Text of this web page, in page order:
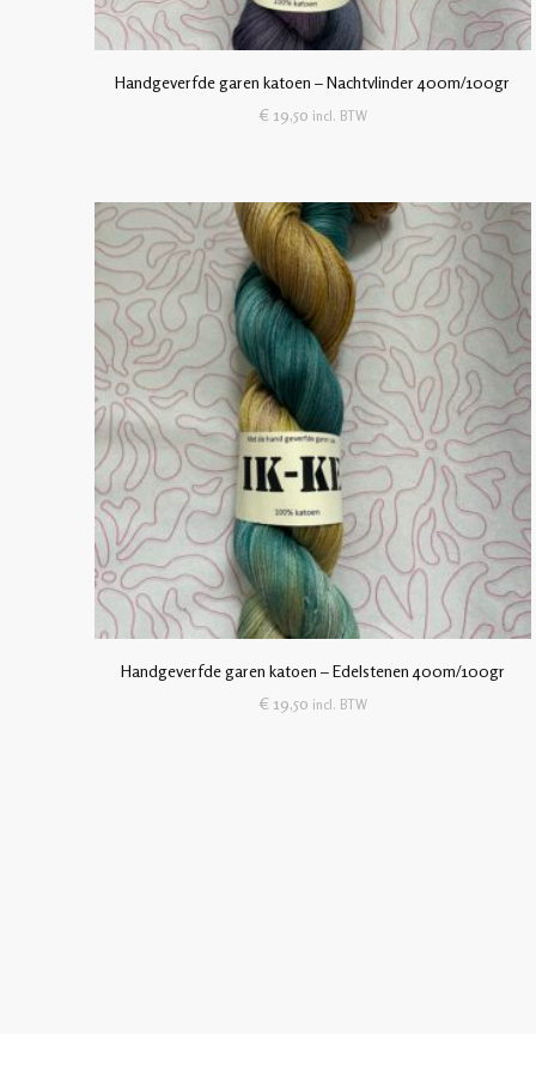
Handgeverfde garen katoen – Nachtvlinder 400m/100gr
€ 19,50 incl. BTW
Handgeverfde garen katoen – Edelstenen 400m/100gr
€ 19,50 incl. BTW